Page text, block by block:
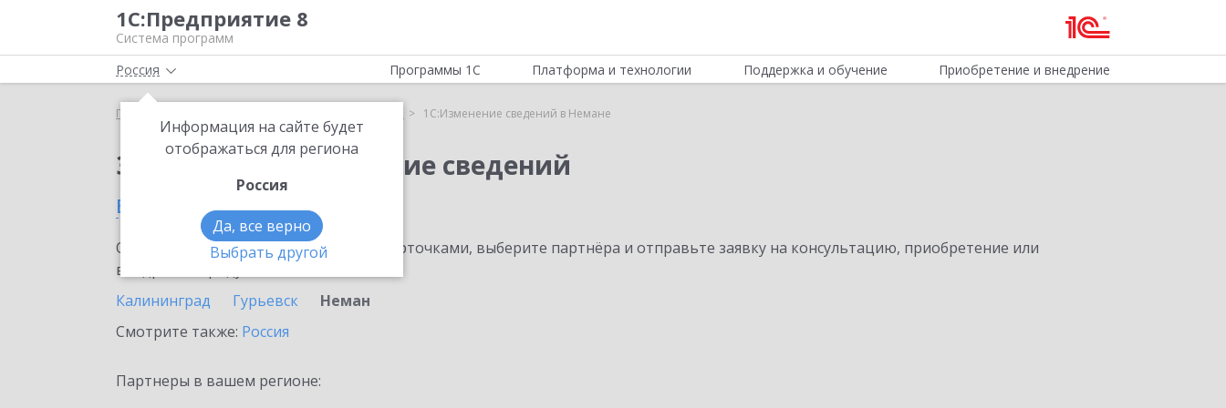
1С:Предприятие 8
Система программ
Россия
Информация на сайте будет
отображаться для региона
Россия
Да, все верно
Выбрать другой
Программы 1С Платформа и технологии Поддержка и обучение Приобретение и внедрение
Главная 1С:Изменение сведений в Немане
Заказать 1С:Изменение сведений
в Немане
Ознакомьтесь с информационными карточками, выберите партнёра и отправьте заявку на консультацию, приобретение или
внедрение продукта.
Калининград
Гурьевск
Неман
Смотрите также: Россия
Партнеры в вашем регионе: